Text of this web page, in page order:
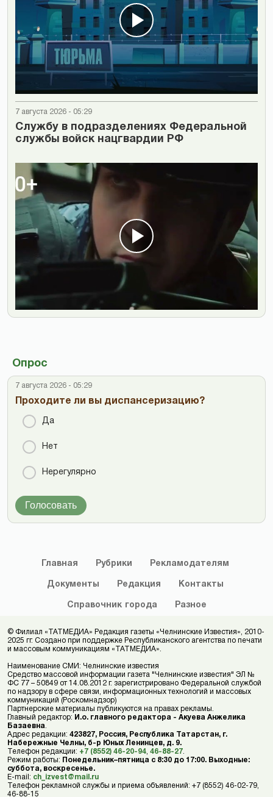
7 августа 2026 - 05:29
Cлужбу в подразделениях Федеральной
службы войск нацгвардии РФ
Опрос
7 августа 2026 - 05:29
Проходите ли вы диспансеризацию?
Да
Нет
Нерегулярно
Голосовать
Главная Рубрики Рекламодателям
Документы Редакция Контакты
Справочник города Разное
© Филиал «ТАТМЕДИА» Редакция газеты «Челнинские Известия», 2010-
2025 гг. Создано при поддержке Республиканского агентства по печати
и массовым коммуникациям «ТАТМЕДИА».
Наименование СМИ: Челнинские известия
Средство массовой информации газета "Челнинские известия" ЭЛ №
ФС 77 – 50849 от 14.08.2012 г. зарегистрировано Федеральной службой
по надзору в сфере связи, информационных технологий и массовых
коммуникаций (Роскомнадзор)
Партнерские материалы публикуются на правах рекламы.
Главный редактор: И.о. главного редактора - Акуева Анжелика
Базаевна.
Адрес редакции: 423827, Россия, Республика Татарстан, г.
Набережные Челны, б-р Юных Ленинцев, д. 9.
Телефон редакции: +7 (8552) 46-20-94, 46-88-27.
Режим работы:
Понедельник–пятница с 8:30 до 17:00. Выходные:
суббота, воскресенье.
E-mail: ch_izvest@mail.ru
Телефон рекламной службы и приема объявлений: +7 (8552) 46-02-79,
46-88-15